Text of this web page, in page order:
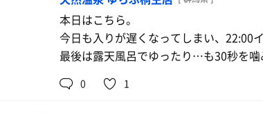
本日はこちら。
今日も入りが遅くなってしまい、22:00
最後は露天風呂でゆったり…も30秒を
0 1